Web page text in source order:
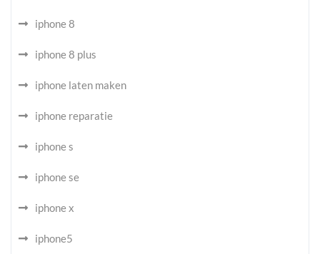
iphone 8
iphone 8 plus
iphone laten maken
iphone reparatie
iphone s
iphone se
iphone x
iphone5